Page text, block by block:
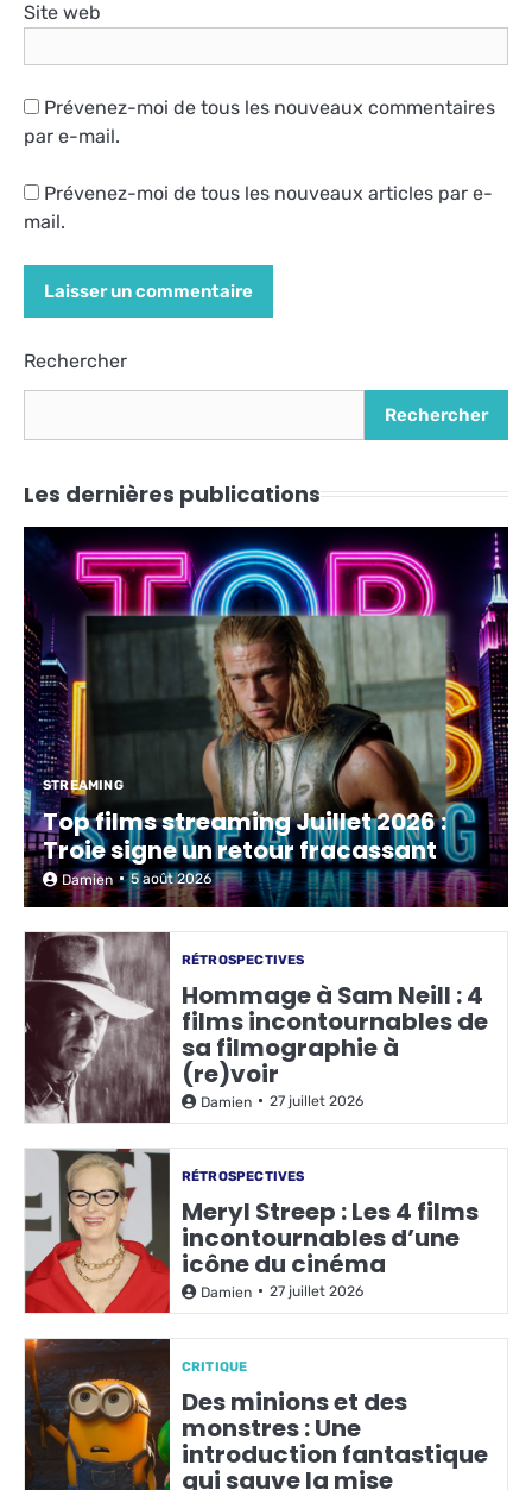
Site web
Prévenez-moi de tous les nouveaux commentaires
par e-mail.
Prévenez-moi de tous les nouveaux articles par e-
mail.
Alternative:
Rechercher
Rechercher
Les dernières publications
STREAMING
Top films streaming Juillet 2026 :
Troie signe un retour fracassant
Damien 5 août 2026
RÉTROSPECTIVES
Hommage à Sam Neill : 4
films incontournables de
sa filmographie à
(re)voir
Damien 27 juillet 2026
RÉTROSPECTIVES
Meryl Streep : Les 4 films
incontournables d’une
icône du cinéma
Damien 27 juillet 2026
CRITIQUE
Des minions et des
monstres : Une
introduction fantastique
qui sauve la mise